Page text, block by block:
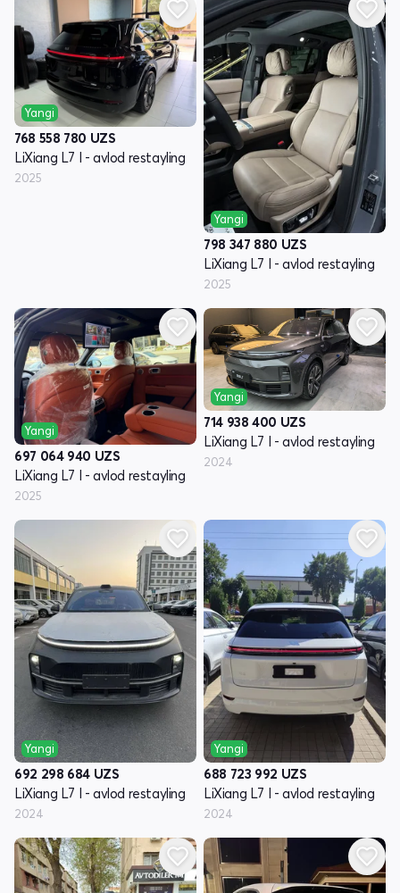
Yangi
768 558 780 UZS
LiXiang L7 I - avlod restayling
2025
Yangi
798 347 880 UZS
LiXiang L7 I - avlod restayling
2025
Yangi
697 064 940 UZS
LiXiang L7 I - avlod restayling
2025
Yangi
714 938 400 UZS
LiXiang L7 I - avlod restayling
2024
Yangi
692 298 684 UZS
LiXiang L7 I - avlod restayling
2024
Yangi
688 723 992 UZS
LiXiang L7 I - avlod restayling
2024